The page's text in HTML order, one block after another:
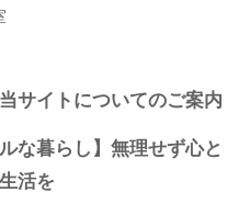
サイトについてのご案内
な暮らし】無理せず心と
活を